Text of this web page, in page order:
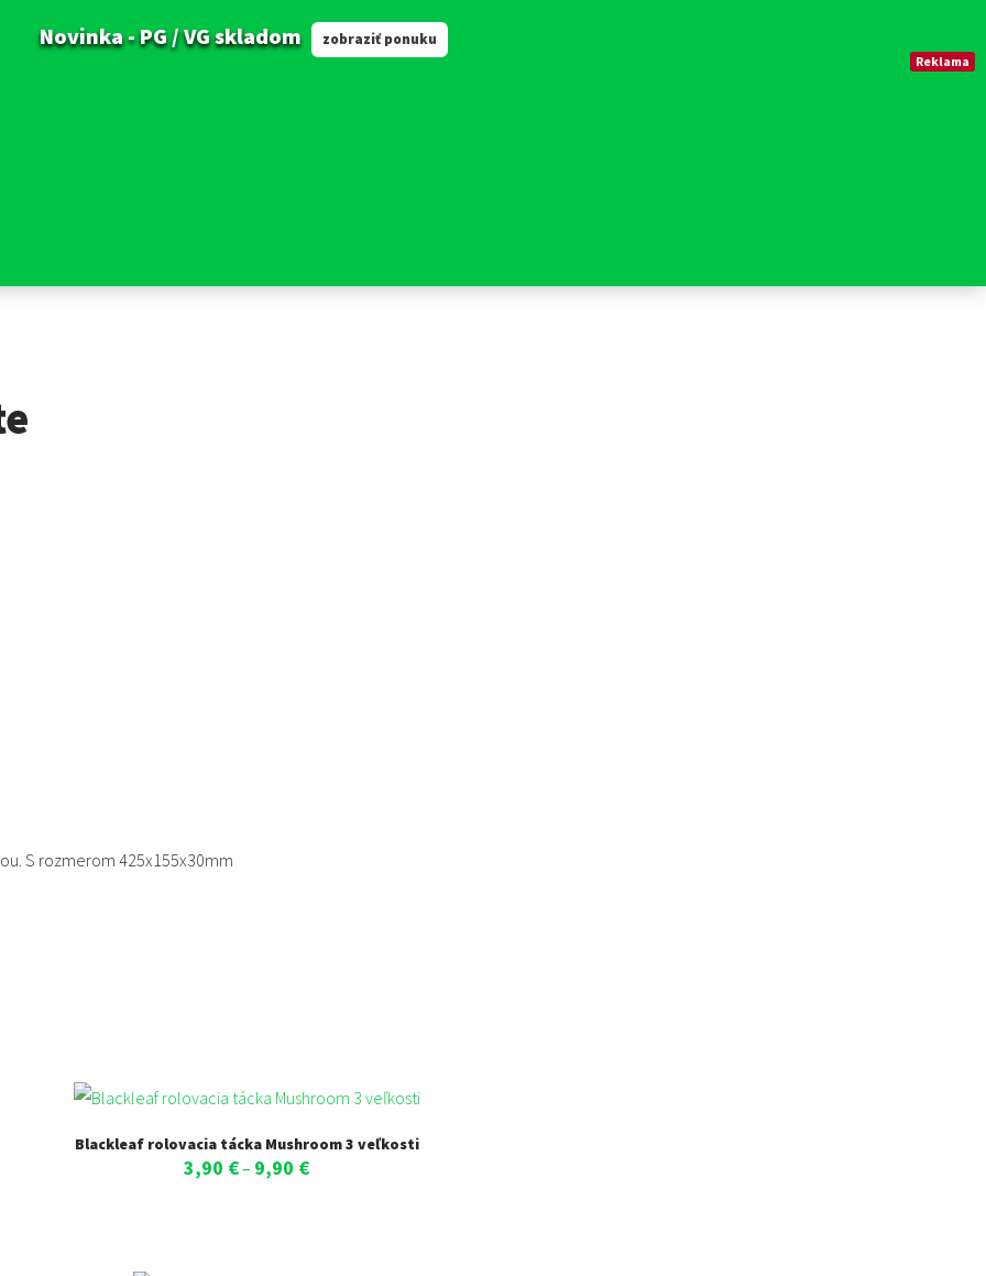
Novinka - PG / VG skladom zobraziť ponuku
Reklama
S rozmerom 425x155x30mm
Blackleaf rolovacia tácka Mushroom 3 veľkosti
3,90 €– 9,90 €Price